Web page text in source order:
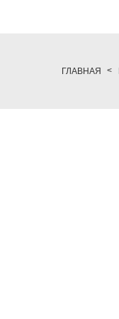
ГЛАВНАЯ